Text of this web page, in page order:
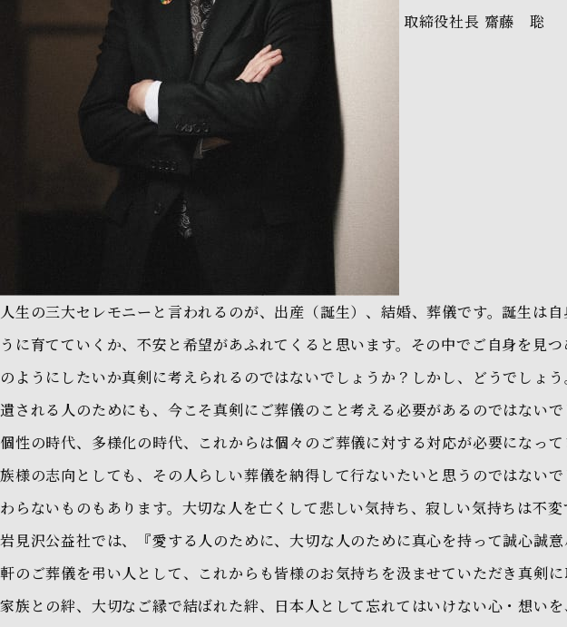
取締役社長 齋藤 聡
人生の三大セレモニーと言われるのが、出産（誕生）、結婚、葬儀です。誕生は
うに育てていくか、不安と希望があふれてくると思います。その中でご自身を見
のようにしたいか真剣に考えられるのではないでしょうか？しかし、どうでしょ
遺される人のためにも、今こそ真剣にご葬儀のこと考える必要があるのではないで
個性の時代、多様化の時代、これからは個々のご葬儀に対する対応が必要になっ
族様の志向としても、その人らしい葬儀を納得して行ないたいと思うのではない
わらないものもあります。大切な人を亡くして悲しい気持ち、寂しい気持ちは不
岩見沢公益社では、『愛する人のために、大切な人のために真心を持って誠心誠
軒のご葬儀を弔い人として、これからも皆様のお気持ちを汲ませていただき真剣に
家族との絆、大切なご縁で結ばれた絆、日本人として忘れてはいけない心・想い